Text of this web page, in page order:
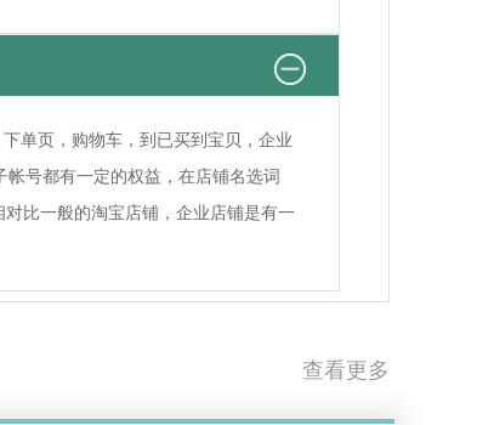
单页，购物车，到已买到宝贝，企业
号都有一定的权益，在店铺名选词
比一般的淘宝店铺，企业店铺是有一
查看更多